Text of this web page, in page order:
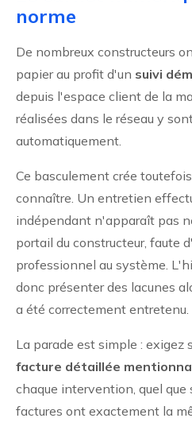
norme
De nombreux constructeurs
papier au profit d'un suivi
depuis l'espace client de la
réalisées dans le réseau y
automatiquement.
Ce basculement crée
connaître. Un entretien
indépendant n'apparaît pas
portail du constructeur, faute
professionnel au système.
donc présenter des lacunes
a été correctement entretenu.
La parade est simple : exigez
facture détaillée
chaque intervention, quel que
factures ont exactement la